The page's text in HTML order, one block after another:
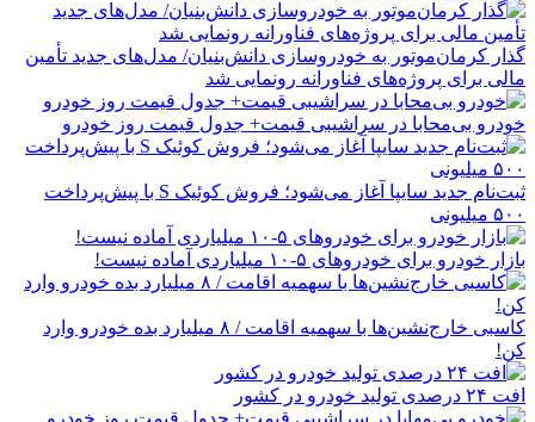
گذار کرمان‌موتور به خودروسازی دانش‌بنیان/ مدل‌های جدید تأمین
مالی برای پروژه‌های فناورانه رونمایی شد
خودرو بی‌محابا در سراشیبی قیمت+ جدول قیمت روز خودرو
ثبت‌نام جدید سایپا آغاز می‌شود؛ فروش کوئیک S با پیش‌پرداخت
۵۰۰ میلیونی
بازار خودرو برای خودروهای ۵-۱۰ میلیاردی آماده نیست!
کاسبی خارج‌نشین‌ها با سهمیه اقامت / ۸ میلیارد بده خودرو وارد
کن!
افت ۲۴ درصدی تولید خودرو در کشور